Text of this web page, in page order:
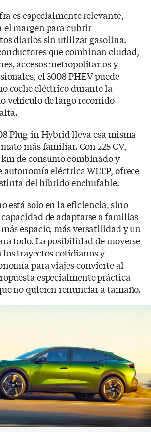
es especialmente relevante,
el margen para cubrir
diarios sin utilizar gasolina.
que combinan ciudad,
accesos metropolitanos y
el 3008 PHEV puede
coche eléctrico durante la
vehículo de largo recorrido
Plug-in Hybrid lleva esa misma
más familiar. Con 225 CV,
km de consumo combinado y
autonomía eléctrica WLTP, ofrece
del híbrido enchufable.
está solo en la eficiencia, sino
de adaptarse a familias
espacio, más versatilidad y un
todo. La posibilidad de moverse
los trayectos cotidianos y
para viajes convierte al
especialmente práctica
no quieren renunciar a tamaño.